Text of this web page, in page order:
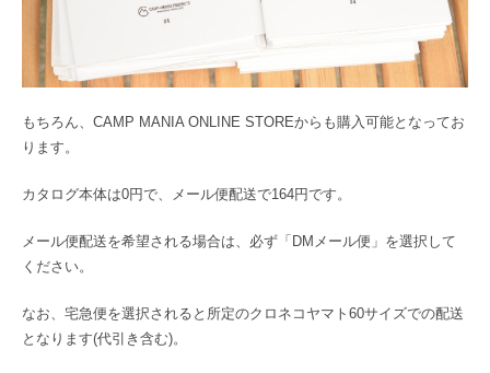
もちろん、CAMP MANIA ONLINE STOREからも購入可能となってお
ります。
カタログ本体は0円で、メール便配送で164円です。
メール便配送を希望される場合は、必ず「DMメール便」を選択して
ください。
なお、宅急便を選択されると所定のクロネコヤマト60サイズでの配送
となります(代引き含む)。